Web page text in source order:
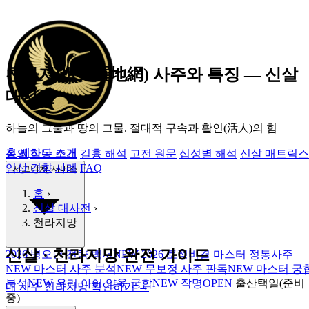
홈 쎄하다 소개
시그니처 서비스
2026 병오년 전략 백서NEW 2026 토정비결 마스터 정통사주
NEW 마스터 사주 분석NEW 무보정 사주 판독NEW 마스터 궁
분석NEW 우리 아이 양육 궁합NEW 작명OPEN 출산택일(준비
중)
천라지망(天羅地網) 사주와 특징 ― 신살
대사전
하늘의 그물과 땅의 그물. 절대적 구속과 활인(活人)의 힘
정의 작동 조건 길흉 해석 고전 원문 십성별 해석 신살 매트릭스
임상 경향 사례 FAQ
홈 ›
신살 대사전 ›
천라지망
신살 · 천라지망 완전 가이드
내 사주 천라지망 확인하기 →